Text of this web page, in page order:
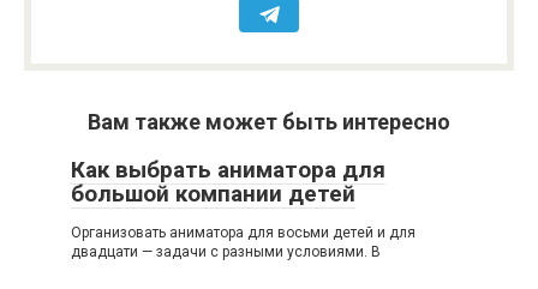
Вам также может быть интересно
Как выбрать аниматора для
большой компании детей
Организовать аниматора для восьми детей и для
двадцати — задачи с разными условиями. В